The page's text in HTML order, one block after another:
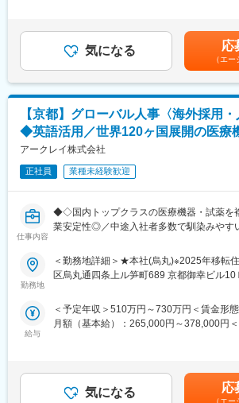
（3）ISO・FDAの審査を通っている当社で
カー各社様より高い評価を得ております。
画、設計、試作、量産まで担っており、専
組込装置等のご要望でもご好評を頂いてお
変更の範囲：会社の定める業務
【具体的には】
・海外向け製品及び販促物のデザイン制作
ログ、動画、取扱説明書、パッケージ等）
■社風：
・アットホームで中途入社でも馴染みやす
特徴です。
・月平均残業時間10時間以下(全社平均)、
境を整えるための工夫が多数ございます。
■当社の特徴：
創業100年となる当社は、経営基盤、商品
た、歯科業界のリーディングカンパニーで
初の開発に成功し、業界においては「技術
統の技術と最新のテクノロジーを駆使した
工歯分野及び研削研磨材においては国内
唯一の東証上場企業です。また、売上に関
額であり、選考を通じて上下する可能性
固定手当を含めた表記です。
気になる 応
（エ
【京都】グローバル人事〈海外採用・
◆英語活用／世界120ヶ国展開の医療
アークレイ株式会社
正社員 業種未経験歓迎
仕事内容
◆◇国内トップクラスの医療機器・試薬を
業安定性◎／中途入社者多数で馴染みやす
ローバルに活躍中◆◇
企画・運用をお任せします。各国の現地マ
者と協業しながら、グローバルな視点で人
動の実行
・各国の状況や商習慣を踏まえた、人事制
勤務地
＜勤務地詳細＞★本社(烏丸)※2025年移転
区烏丸通四条上ル笋町689 京都御幸ビル
定める事業所
給与
＜予定年収＞510万円～730万円＜賃金形
月額（基本給）：265,000円～378,000円
の負担は御座います。実費負担となります
身）、25万（家族帯同）、仲介手数料家賃
気になる 応
（エ